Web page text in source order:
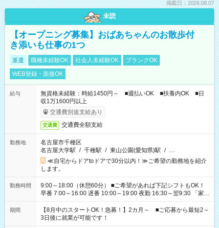
掲載日：2026.08.07
未読
【オープニング募集】おばあちゃんのお散歩付
き添いも仕事の1つ
派遣 職種未経験OK 社会人未経験OK
ブランクOK
WEB登録・面接OK
給与
無資格未経験：時給1450円～ ■週払いOK ■扶養内OK ■日
収1万1600円以上
交通費別途支給あり
交通費 交通費全額支給
勤務地
名古屋市千種区
名古屋大学駅 / 千種駅 / 東山公園(愛知県)駅 / …
≪自宅からドアtoドアで30分以内！≫ご希望の勤務地を紹介
します。
勤務時間
9:00～18:00（休憩60分） ■ご希望があれば下記シフトもOK！
早番 7:00～16:00 遅番 10:00～19:00 夜勤 16:30～翌9:30 「家族
と休みを合わせたい」 「余裕を持って夕飯の準備がしたい」
「できれば残業はしたくない」 など、ご希望を教えてください
ね。 ※Wワーク希望の方へ 今ご覧のお仕事で希望する勤務時間
と、もう1つのお仕事の勤務時間。 合計で週40時間を超える場
期間
【8月中のスタートOK！急募！】2カ月～ ■ご応募から最短2～
3日後に就業が可能です！